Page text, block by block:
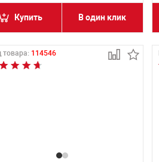
Купить В один клик
товара: 114546